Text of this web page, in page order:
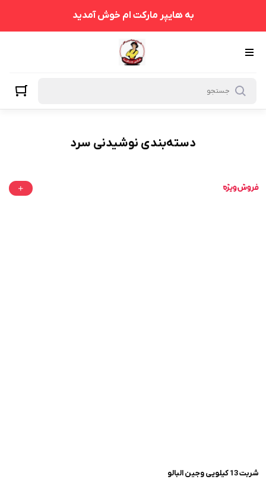
به هایپر مارکت ام خوش آمدید
دسته‌بندی نوشیدنی سرد
شربت 13 کیلویی وجین البالو